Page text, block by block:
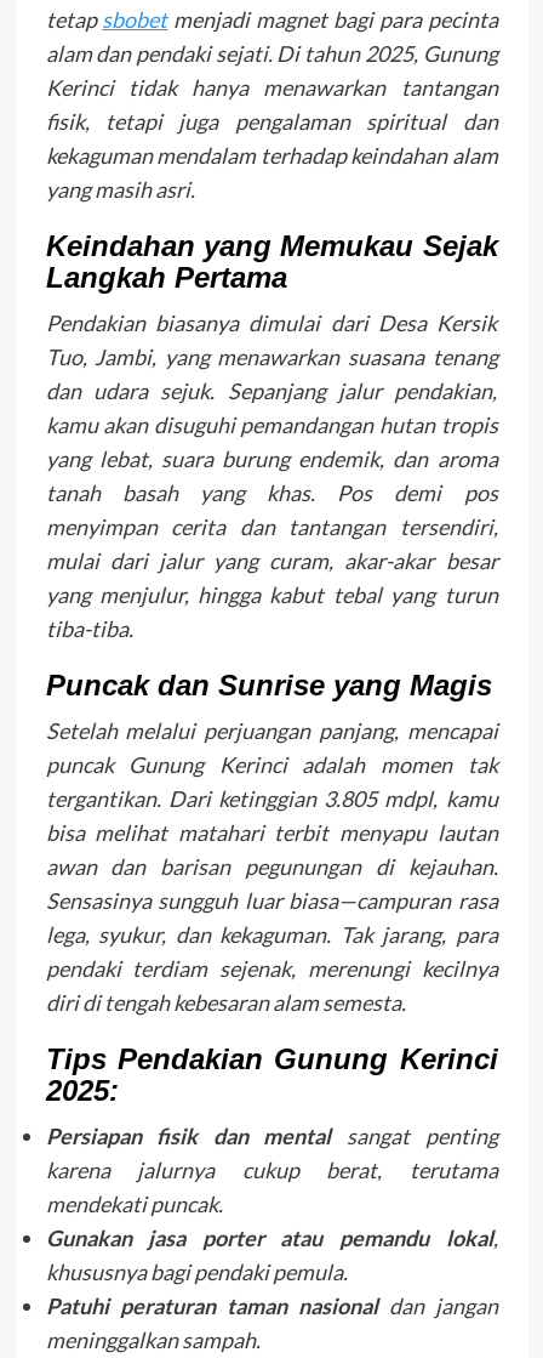
tetapsbobetmenjadi magnet bagi para pecinta
alam dan pendaki sejati. Di tahun 2025, Gunung
Kerinci tidak hanya menawarkan tantangan
fisik, tetapi juga pengalaman spiritual dan
kekaguman mendalam terhadap keindahan alam
yang masih asri.
Keindahan yang Memukau Sejak
Langkah Pertama
Pendakian biasanya dimulai dari Desa Kersik
Tuo, Jambi, yang menawarkan suasana tenang
dan udara sejuk. Sepanjang jalur pendakian,
kamu akan disuguhi pemandangan hutan tropis
yang lebat, suara burung endemik, dan aroma
tanah basah yang khas. Pos demi pos
menyimpan cerita dan tantangan tersendiri,
mulai dari jalur yang curam, akar-akar besar
yang menjulur, hingga kabut tebal yang turun
tiba-tiba.
Puncak dan Sunrise yang Magis
Setelah melalui perjuangan panjang, mencapai
puncak Gunung Kerinci adalah momen tak
tergantikan. Dari ketinggian 3.805 mdpl, kamu
bisa melihat matahari terbit menyapu lautan
awan dan barisan pegunungan di kejauhan.
Sensasinya sungguh luar biasa—campuran rasa
lega, syukur, dan kekaguman. Tak jarang, para
pendaki terdiam sejenak, merenungi kecilnya
diri di tengah kebesaran alam semesta.
Tips Pendakian Gunung Kerinci
2025:
Persiapan fisik dan mentalsangat penting
karena jalurnya cukup berat, terutama
mendekati puncak.
Gunakan jasa porter atau pemandu lokal,
khususnya bagi pendaki pemula.
Patuhi peraturan taman nasionaldan jangan
meninggalkan sampah.